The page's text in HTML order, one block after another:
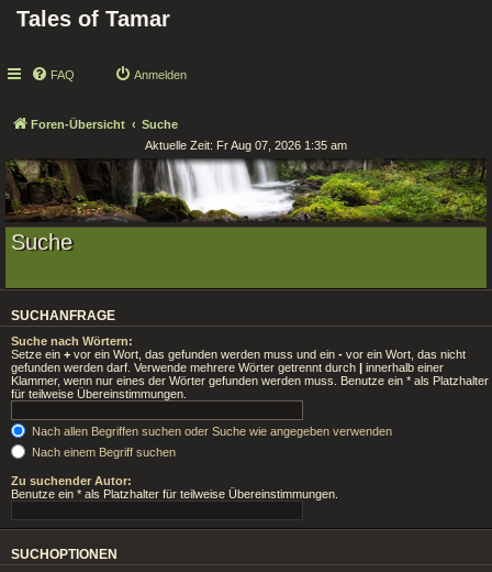
Tales of Tamar
FAQ Anmelden
Foren-Übersicht
Suche
Aktuelle Zeit: Fr Aug 07, 2026 1:35 am
Suche
SUCHANFRAGE
Suche nach Wörtern:
Setze ein + vor ein Wort, das gefunden werden muss und ein - vor ein Wort, das nicht
gefunden werden darf. Verwende mehrere Wörter getrennt durch | innerhalb einer
Klammer, wenn nur eines der Wörter gefunden werden muss. Benutze ein * als Platzhalter
für teilweise Übereinstimmungen.
Nach allen Begriffen suchen oder Suche wie angegeben verwenden
Nach einem Begriff suchen
Zu suchender Autor:
Benutze ein * als Platzhalter für teilweise Übereinstimmungen.
SUCHOPTIONEN